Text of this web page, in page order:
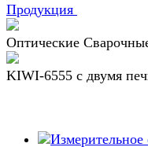
Продукция
Оптические
KIWI-6555 c двумя